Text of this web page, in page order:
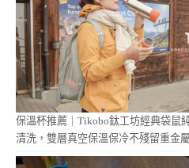
保溫杯推薦｜Tikobo鈦工坊經典袋鼠
清洗，雙層真空保溫保冷不殘留重金屬